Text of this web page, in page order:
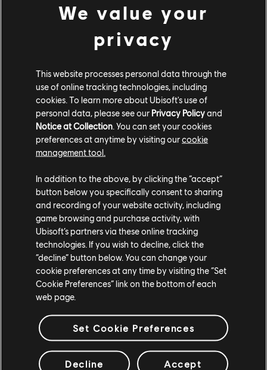
l'introduzione diTrackForge, un nuovissimo strumento UGC
che permette ai giocatori di
correresuipropri circuiti da sogno
costruito, TrackForge darà alla community la libertà di immaginare
qualsiasi cosa, dai circuiti autentici ai layout più selvaggi e
inaspettati. Per mostrare il suo potenziale, TrackForge prenderà
vita su un'isola completamente nuova, creata da zero per ospitare
piste personalizzate.
E non è tutto: una seconda
e competitivodella NASCARcondettaglipiù giocosi, tra cui
uno stadio NASCAR completo e layout di circuito esagerati, che
rispecchiano il tipo di creazioni che i giocatori potranno presto
costruire da soli con TrackForge.
We value your
privacy
This website processes personal data through the
use of online tracking technologies, including
cookies. To learn more about Ubisoft's use of
personal data, please see our Privacy Policyand
Notice at Collection . You can set your cookies
preferences at anytime by visiting ourcookie
management tool.
In addition to the above, by clicking the “accept”
button below you specifically consent to sharing
and recording of your website activity, including
game browsing and purchase activity, with
Ubisoft’s partners via these online tracking
technologies. If you wish to decline, click the
“decline” button below. You can change your
cookie preferences at any time by visiting the “Set
Cookie Preferences” link on the bottom of each
web page.
Set Cookie Preferences
Decline Accept